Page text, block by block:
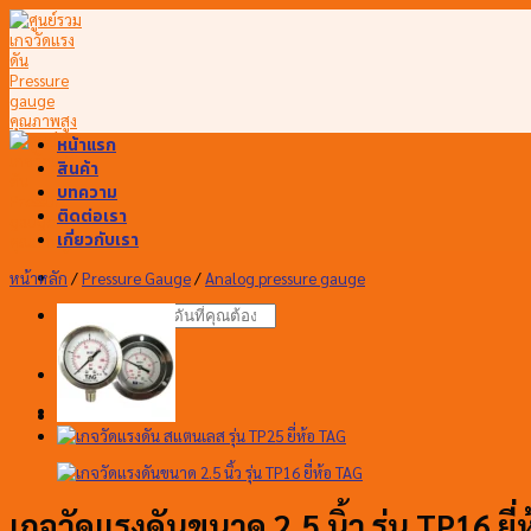
Skip
to
content
ขอใบเสนอราคา
หน้าแรก
สินค้า
บทความ
ติดต่อเรา
เกี่ยวกับเรา
หน้าหลัก /Pressure Gauge/Analog pressure gauge